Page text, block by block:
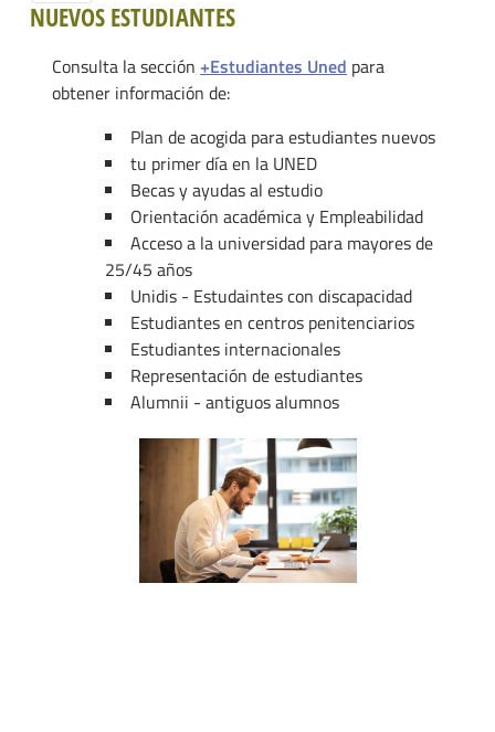
NUEVOS ESTUDIANTES
Consulta la sección +Estudiantes Uned para
obtener información de:
Plan de acogida para estudiantes nuevos
tu primer día en la UNED
Becas y ayudas al estudio
Orientación académica y Empleabilidad
Acceso a la universidad para mayores de
25/45 años
Unidis - Estudaintes con discapacidad
Estudiantes en centros penitenciarios
Estudiantes internacionales
Representación de estudiantes
Alumnii - antiguos alumnos